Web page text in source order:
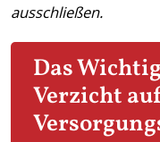
ausschließen.
Das
Verzicht